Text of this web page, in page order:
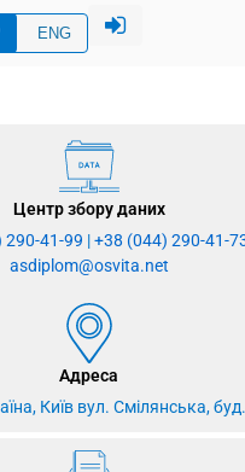
ENG
Центр збору даних
290-41-99 |+38 (044) 290-41-
asdiplom@osvita.net
Адреса
Київ вул. Смілянська,